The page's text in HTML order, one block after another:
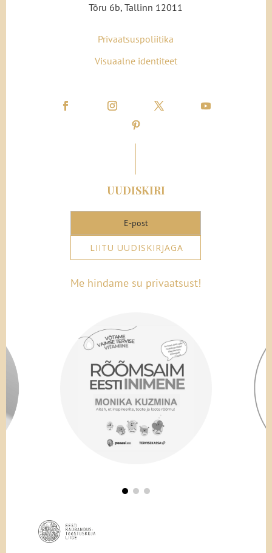
UUDISKIRI
LIITU UUDISKIRJAGA
Me hindame su privaatsust!
Tõru 6b, Tallinn 12011
Privaatsuspoliitika
Visuaalne identiteet